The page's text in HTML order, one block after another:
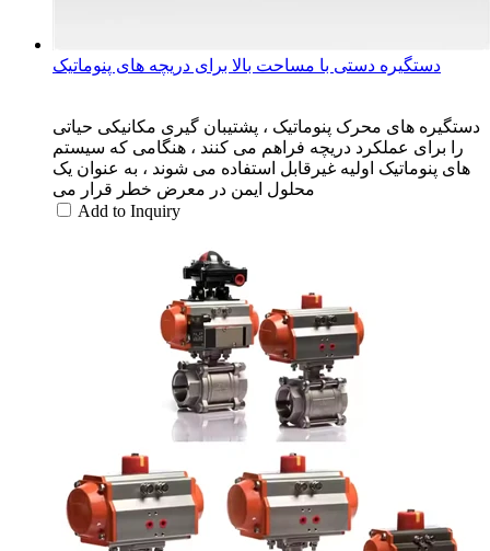
دستگیره دستی با مساحت بالا برای دریچه های پنوماتیک
دستگیره های محرک پنوماتیک ، پشتیبان گیری مکانیکی حیاتی
را برای عملکرد دریچه فراهم می کنند ، هنگامی که سیستم
های پنوماتیک اولیه غیرقابل استفاده می شوند ، به عنوان یک
محلول ایمن در معرض خطر قرار می
Add to Inquiry